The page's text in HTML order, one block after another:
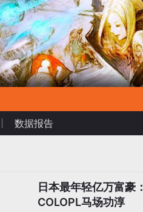
数据报告
日本最年轻亿万富豪：
COLOPL马场功淳